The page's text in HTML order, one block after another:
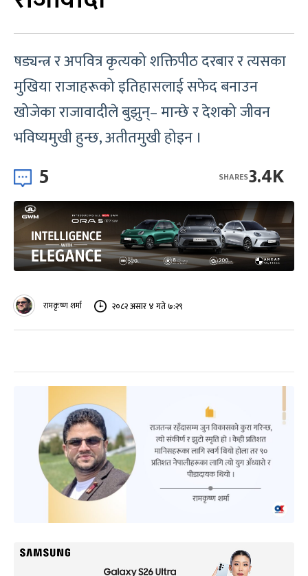
षड्यन्त्र र अपवित्र कृत्यको शक्तिपीठ दरबार र त्यसका
मुखिया राजाहरूको इतिहासलाई सफेद बनाउन
खोजेका राजावादीले बुझुन्– मान्छे र देशको जीवन
भविष्यमुखी हुन्छ, अतीतमुखी होइन ।
5 3.4K
SHARES
रामकृष्ण शर्मा २०८२ असार ४ गते ७:२९